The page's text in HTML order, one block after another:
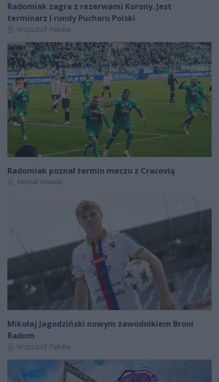
Radomiak zagra z rezerwami Korony. Jest
terminarz I rundy Pucharu Polski
Autor artykułu:
Krzysztof Pękała
Radomiak poznał termin meczu z Cracovią
Autor artykułu:
Michał Nowak
Mikołaj Jagodziński nowym zawodnikiem Broni
Radom
Autor artykułu:
Krzysztof Pękała